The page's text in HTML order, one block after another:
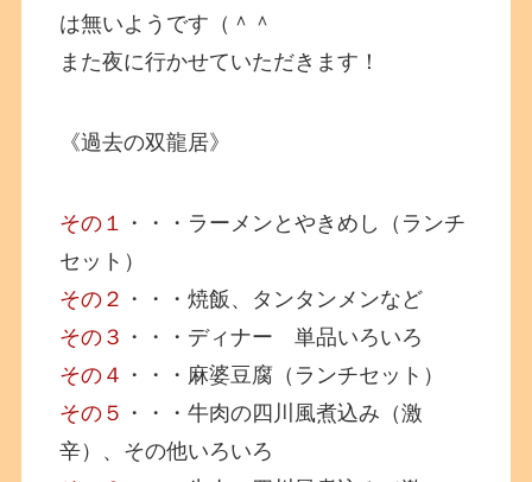
は無いようです（＾＾
また夜に行かせていただきます！
《過去の双龍居》
その１ ・・・ラーメンとやきめし（ランチ
セット）
その２ ・・・焼飯、タンタンメンなど
その３ ・・・ディナー 単品いろいろ
その４ ・・・麻婆豆腐（ランチセット）
その５ ・・・牛肉の四川風煮込み（激
辛）、その他いろいろ